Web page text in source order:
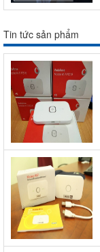
Tin tức sản phẩm